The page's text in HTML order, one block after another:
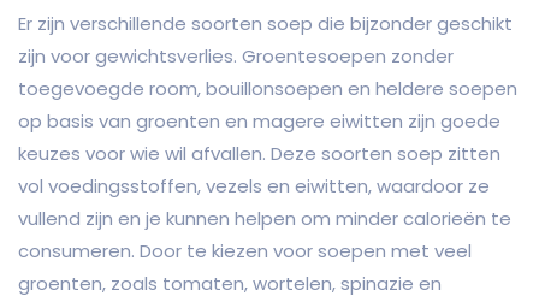
Er zijn verschillende soorten soep die bijzonder geschikt
zijn voor gewichtsverlies. Groentesoepen zonder
toegevoegde room, bouillonsoepen en heldere soepen
op basis van groenten en magere eiwitten zijn goede
keuzes voor wie wil afvallen. Deze soorten soep zitten
vol voedingsstoffen, vezels en eiwitten, waardoor ze
vullend zijn en je kunnen helpen om minder calorieën te
consumeren. Door te kiezen voor soepen met veel
groenten, zoals tomaten, wortelen, spinazie en